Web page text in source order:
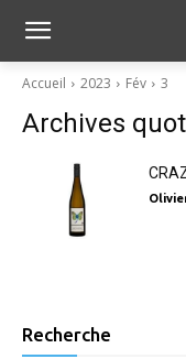
Accueil 2023 Fév 3
Archives
Recherche